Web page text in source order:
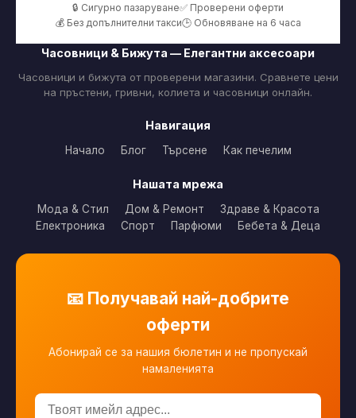
🔒 Сигурно пазаруване✅ Проверени оферти
💰 Без допълнителни такси🕒 Обновяване на 6 часа
Часовници & Бижута — Елегантни аксесоари
Часовници и бижута от проверени магазини. Сравнете цени
на пръстени, гривни, колиета и часовници онлайн.
Навигация
Начало Блог Търсене Как печелим
Нашата мрежа
Мода & Стил Дом & Ремонт
Здраве & Красота
Електроника
Спорт Парфюми Бебета & Деца
📧 Получавай най-добрите
оферти
Абонирай се за нашия бюлетин и не пропускай
намаленията